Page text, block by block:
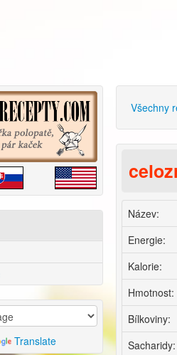
Translate
Všechny
Název:
Energie:
Kalorie:
Hmotnost:
Bílkoviny:
Sacharidy: